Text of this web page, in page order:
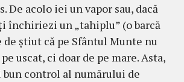
De acolo iei un vapor sau, dacă
închiriezi un „tahiplu” (o barcă
de ştiut că pe Sfântul Munte nu
uscat, ci doar de pe mare. Asta,
bun control al numărului de